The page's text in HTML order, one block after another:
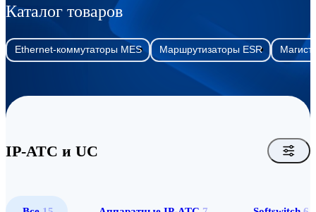
Каталог товаров
Ethernet-коммутаторы MES Маршрутизаторы ESR
IP-АТС и UC